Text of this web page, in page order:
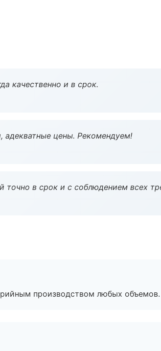
качественно и в срок.
адекватные цены. Рекомендуем!
точно в срок и с соблюдением всех
производством любых объемов.